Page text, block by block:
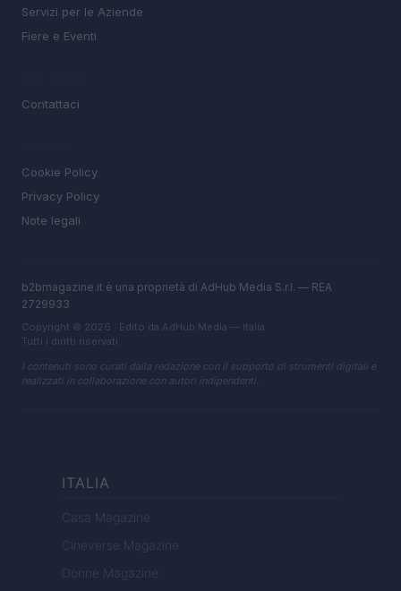
Servizi per le Aziende
Fiere e Eventi
Contattaci
Cookie Policy
Privacy Policy
Note legali
b2bmagazine.it è una proprietà di AdHub Media S.r.l. — REA
2729933
Copyright © 2026 · Edito da AdHub Media — Italia
Tutti i diritti riservati
I contenuti sono curati dalla redazione con il supporto di strumenti digitali e
realizzati in collaborazione con autori indipendenti.
ITALIA
Casa Magazine
Cineverse Magazine
Donne Magazine